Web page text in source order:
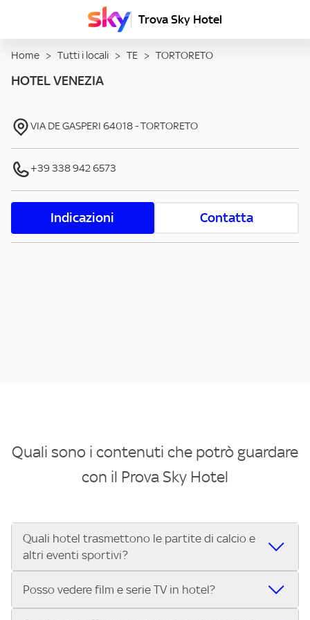
Trova Sky Hotel
Home > Tutti i locali > TE > TORTORETO
HOTEL VENEZIA
VIA DE GASPERI 64018-TORTORETO
+39 338 942 6573
Indicazioni Contatta
Quali sono i contenuti che potrò guardare
con il Prova Sky Hotel
Quali hotel trasmettono le partite di calcio e
altri eventi sportivi?
Se cerchi un hotel dove poter vedere le partite di Serie A,
Posso vedere film e serie TV in hotel?